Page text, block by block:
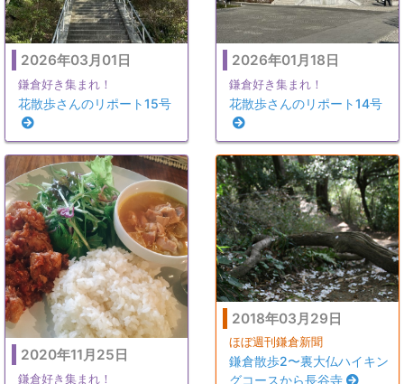
2026年03月01日
鎌倉好き集まれ！
花散歩さんのリポート15号
2026年01月18日
鎌倉好き集まれ！
花散歩さんのリポート14号
2020年11月25日
鎌倉好き集まれ！
2018年03月29日
ほぼ週刊鎌倉新聞
鎌倉散歩2〜裏大仏ハイキン
グコースから長谷寺